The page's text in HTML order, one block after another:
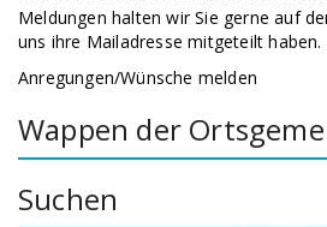
Meldungen halten wir Sie gerne auf
uns ihre Mailadresse mitgeteilt haben.
Anregungen/Wünsche melden
Wappen der
Suchen